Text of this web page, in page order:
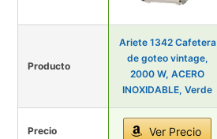
Producto
Ariete 1342 Cafetera
de goteo vintage,
2000 W, ACERO
INOXIDABLE, Verde
Precio Ver Precio